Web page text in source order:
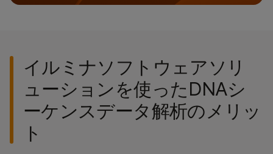
イルミナソフトウェアソリ
ューションを使ったDNAシ
ーケンスデータ解析のメリッ
ト